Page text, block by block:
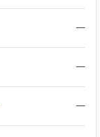
—
—
—